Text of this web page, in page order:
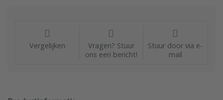
Vergelijken
Vragen? Stuur
ons een bericht!
Stuur door via e-
mail